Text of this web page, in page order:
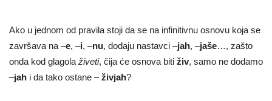
Ako u jednom od pravila stoji da se na infinitivnu osnovu koja se
završava na –e, –i, –nu, dodaju nastavci –jah, –jaše…, zašto
onda kod glagola živeti, čija će osnova biti živ, samo ne dodamo
–jah i da tako ostane –živjah?